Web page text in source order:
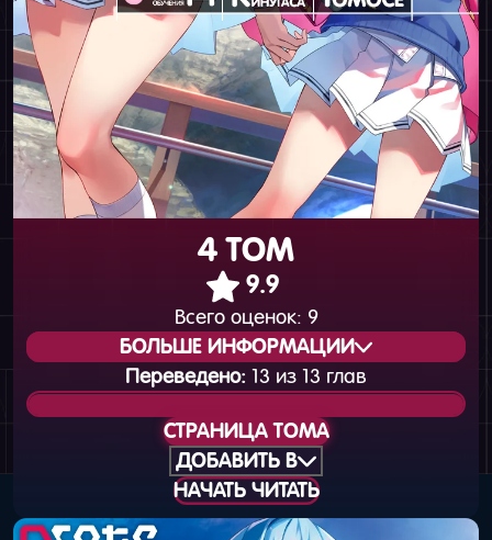
4 ТОМ
9.9
Всего оценок: 9
БОЛЬШЕ ИНФОРМАЦИИ
Статус издания:
Вышел
Общая нумерация:
Дата выхода
(книга):
25 мая 2026 года
Переведено: 13 из 13 глав
СТРАНИЦА ТОМА
ДОБАВИТЬ В
НАЧАТЬ ЧИТАТЬ